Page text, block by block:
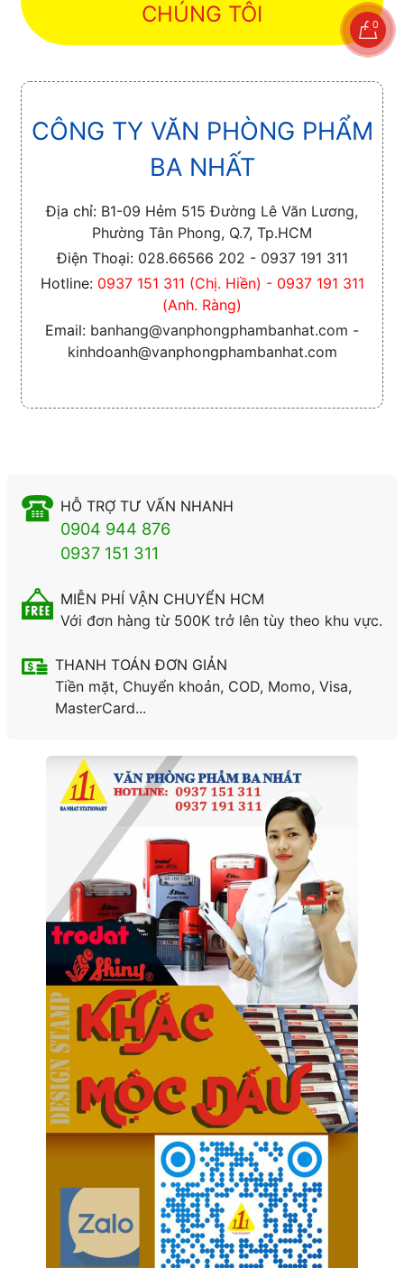
CHÚNG TÔI
CÔNG TY VĂN PHÒNG PHẨM
BA NHẤT
Địa chỉ: B1-09 Hẻm 515 Đường Lê Văn Lương,
Phường Tân Phong, Q.7, Tp.HCM
Điện Thoại: 028.66566 202 - 0937 191 311
Hotline: 0937 151 311 (Chị. Hiền) - 0937 191 311
(Anh. Ràng)
Email: banhang@vanphongphambanhat.com -
kinhdoanh@vanphongphambanhat.com
HỖ TRỢ TƯ VẤN NHANH
0904 944 876
0937 151 311
MIỄN PHÍ VẬN CHUYỂN HCM
Với đơn hàng từ 500K trở lên tùy theo khu vực.
THANH TOÁN ĐƠN GIẢN
Tiền mặt, Chuyển khoản, COD, Momo, Visa,
MasterCard...
0